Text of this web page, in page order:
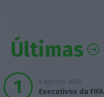
Últimas
6 Agosto 2026
Executivos da FIFA